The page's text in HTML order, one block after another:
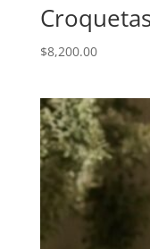
$8,200.00